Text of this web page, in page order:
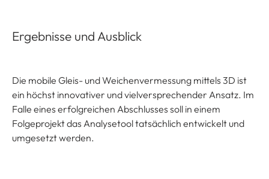
Ergebnisse und Ausblick
Die mobile Gleis- und Weichenvermessung mittels 3D ist
ein höchst innovativer und vielversprechender Ansatz. Im
Falle eines erfolgreichen Abschlusses soll in einem
Folgeprojekt das Analysetool tatsächlich entwickelt und
umgesetzt werden.